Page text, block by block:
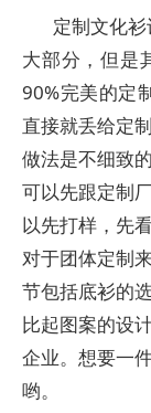
定制文化
大部分，但是
90%完美的定
直接就丢给定
做法是不细致
可以先跟定制
以先打样，先
对于团体定制
节包括底衫的
比起图案的设
企业。想要一
哟。